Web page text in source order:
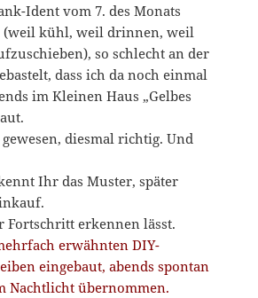
Ident vom 7. des Monats
(weil kühl, weil drinnen, weil
so schlecht an der
dass ich da noch einmal
im Kleinen Haus „Gelbes
diesmal richtig. Und
Ihr das Muster, später
Fortschritt erkennen lässt.
erwähnten DIY-
eingebaut, abends spontan
Nachtlicht übernommen.